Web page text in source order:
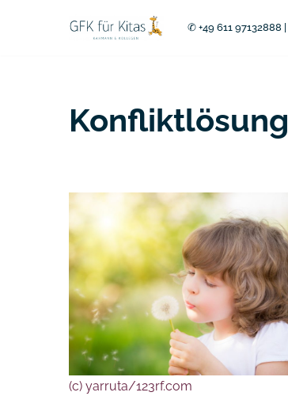
✆ +49 611 97132888
Konfliktlösung
(c) yarruta/123rf.com